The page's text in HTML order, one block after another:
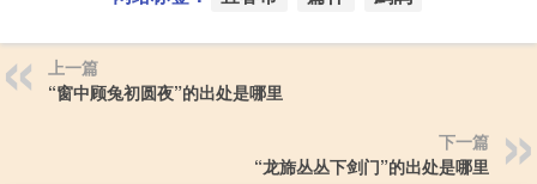
上一篇
“窗中顾兔初圆夜”的出处是哪里
下一篇
“龙旆丛丛下剑门”的出处是哪里